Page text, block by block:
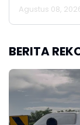
Agustus 08,
BERITA